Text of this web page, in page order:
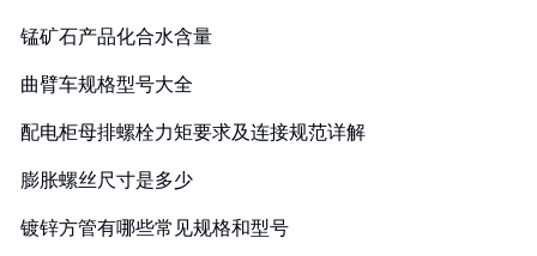
锰矿石产品化合水含量
曲臂车规格型号大全
配电柜母排螺栓力矩要求及连接规范详解
膨胀螺丝尺寸是多少
镀锌方管有哪些常见规格和型号